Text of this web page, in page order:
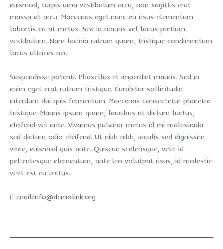
euismod, turpis urna vestibulum arcu, non sagittis erat
massa at arcu. Maecenas eget nunc eu risus elementum
lobortis eu at metus. Sed id mauris vel lacus pretium
vestibulum. Nam lacinia rutrum quam, tristique condimentum
lacus ultrices nec.
Suspendisse potenti. Phasellus et imperdiet mauris. Sed in
enim eget erat rutrum tristique. Curabitur sollicitudin
interdum dui quis fermentum. Maecenas consectetur pharetra
tristique. Mauris ipsum quam, faucibus ut dictum luctus,
eleifend vel ante. Vivamus pulvinar metus id mi malesuada
sed dictum odio eleifend. Ut nibh nibh, iaculis sed dignissim
vitae, euismod quis ante. Quisque scelerisque, velit id
pellentesque elementum, ante leo volutpat risus, id molestie
velit est eu lectus.
E-mail:info@demolink.org